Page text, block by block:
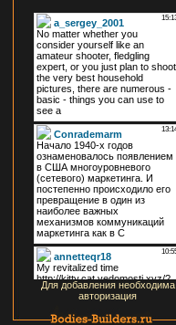
Для добавления необходима
авторизация